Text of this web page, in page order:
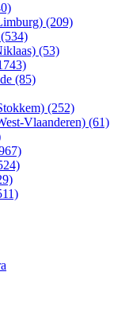
(209)
(53)
(85)
(252)
Vlaanderen) (61)